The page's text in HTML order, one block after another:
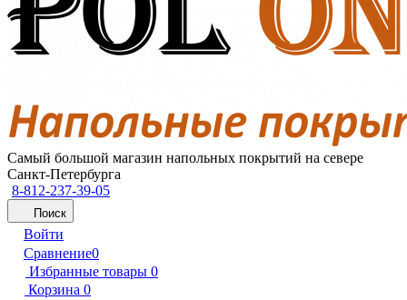
Самый большой магазин напольных покрытий на севере
Санкт-Петербурга
8-812-237-39-05
Поиск
Войти
Сравнение0
Избранные товары 0
Корзина 0